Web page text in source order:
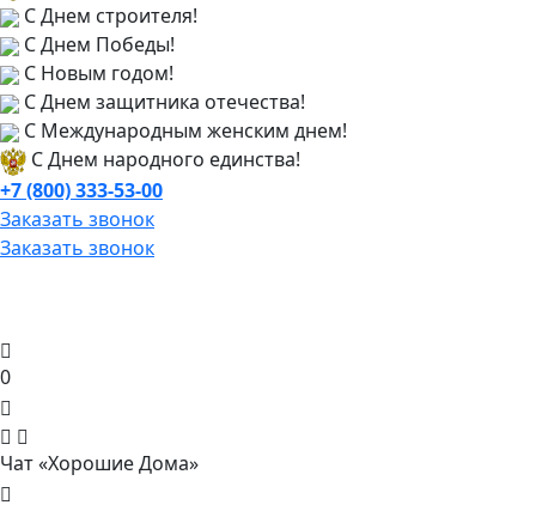
С Днем строителя!
С Днем Победы!
С Новым годом!
С Днем защитника отечества!
С Международным женским днем!
С Днем народного единства!
+7 (800) 333-53-00
Заказать звонок
Заказать звонок
0
Чат «Хорошие Дома»